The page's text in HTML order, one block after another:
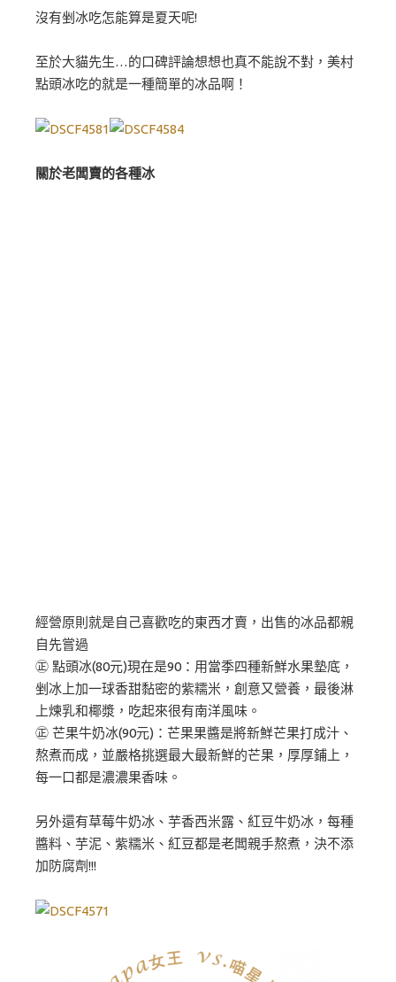
沒有剉冰吃怎能算是夏天呢!
至於大貓先生…的口碑評論想想也真不能說不對，美村
點頭冰吃的就是一種簡單的冰品啊！
關於老闆賣的各種冰
經營原則就是自己喜歡吃的東西才賣，出售的冰品都親
自先嘗過
㊣ 點頭冰(80元)現在是90：用當季四種新鮮水果墊底，
剉冰上加一球香甜黏密的紫糯米，創意又營養，最後淋
上煉乳和椰漿，吃起來很有南洋風味。
㊣ 芒果牛奶冰(90元)：芒果果醬是將新鮮芒果打成汁、
熬煮而成，並嚴格挑選最大最新鮮的芒果，厚厚鋪上，
每一口都是濃濃果香味。
另外還有草莓牛奶冰、芋香西米露、紅豆牛奶冰，每種
醬料、芋泥、紫糯米、紅豆都是老闆親手熬煮，決不添
加防腐劑!!!